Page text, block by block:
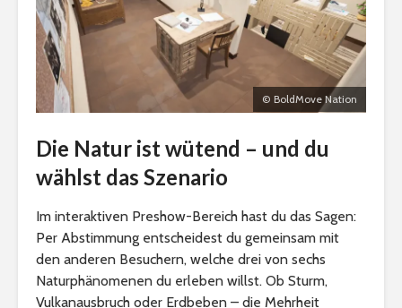
© BoldMove Nation
Die Natur ist wütend – und du
wählst das Szenario
Im interaktiven Preshow-Bereich hast du das Sagen:
Per Abstimmung entscheidest du gemeinsam mit
den anderen Besuchern, welche drei von sechs
Naturphänomenen du erleben willst. Ob Sturm,
Vulkanausbruch oder Erdbeben – die Mehrheit